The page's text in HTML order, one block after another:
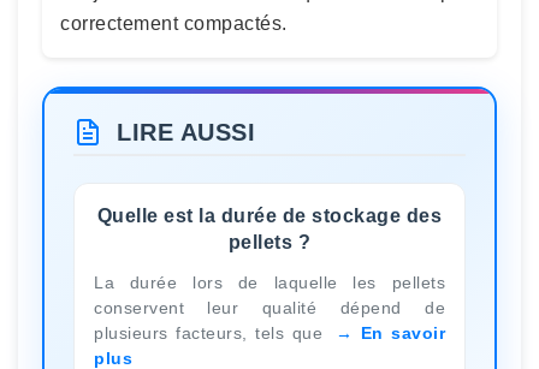
correctement compactés.
LIRE AUSSI
Quelle est la durée de stockage des
pellets ?
La durée lors de laquelle les pellets
conservent leur qualité dépend de
plusieurs facteurs, tels que
En savoir
plus